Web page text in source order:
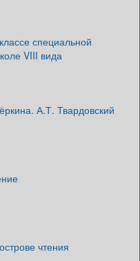
специальной
VIII вида
А.Т. Твардовский
чтения